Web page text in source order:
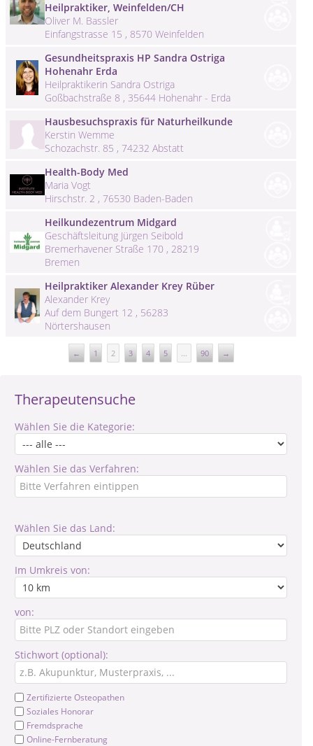
Therapeutensuche
Wählen Sie die Kategorie:
Wählen Sie das Verfahren:
Wählen Sie das Land:
Im Umkreis von:
von:
Stichwort (optional):
Zertifizierte Osteopathen
Soziales Honorar
Fremdsprache
Online-Fernberatung
Heilpraktiker, Weinfelden/CH
Oliver M. Bassler
Einfangstrasse 15 , 8570 Weinfelden
Gesundheitspraxis HP Sandra Ostriga
Hohenahr Erda
Heilpraktikerin Sandra Ostriga
Goßbachstraße 8 , 35644 Hohenahr - Erda
Hausbesuchspraxis für Naturheilkunde
Kerstin Wemme
Schozachstr. 85 , 74232 Abstatt
Health-Body Med
Maria Vogt
Hirschstr. 2 , 76530 Baden-Baden
Heilkundezentrum Midgard
Geschäftsleitung Jürgen Seibold
Bremerhavener Straße 170 , 28219
Bremen
Heilpraktiker Alexander Krey Rüber
Alexander Krey
Auf dem Bungert 12 , 56283
Nörtershausen
← 1 2 3 4 5 ... 90 →